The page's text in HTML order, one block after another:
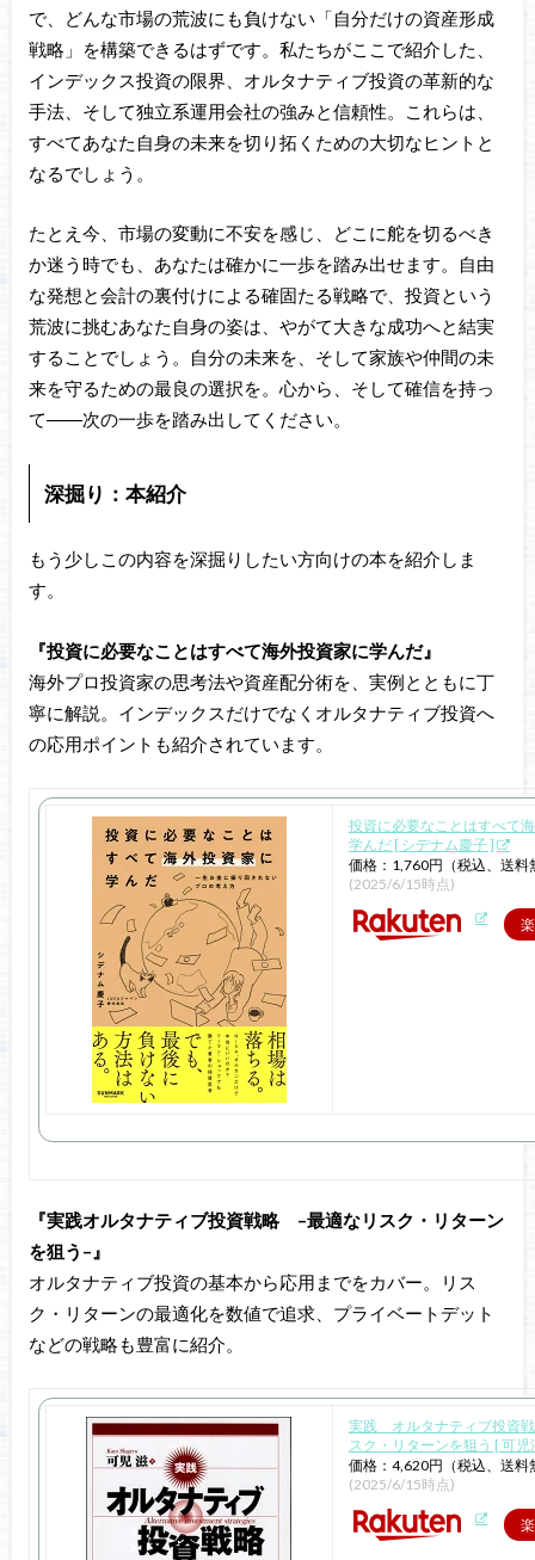
で、どんな市場の荒波にも負けない「自分だけの資産形成
戦略」を構築できるはずです。私たちがここで紹介した、
インデックス投資の限界、オルタナティブ投資の革新的な
手法、そして独立系運用会社の強みと信頼性。これらは、
すべてあなた自身の未来を切り拓くための大切なヒントと
なるでしょう。
たとえ今、市場の変動に不安を感じ、どこに舵を切るべき
か迷う時でも、あなたは確かに一歩を踏み出せます。自由
な発想と会計の裏付けによる確固たる戦略で、投資という
荒波に挑むあなた自身の姿は、やがて大きな成功へと結実
することでしょう。自分の未来を、そして家族や仲間の未
来を守るための最良の選択を。心から、そして確信を持っ
て――次の一歩を踏み出してください。
深掘り：本紹介
もう少しこの内容を深掘りしたい方向けの本を紹介しま
す。
『投資に必要なことはすべて海外投資家に学んだ』
海外プロ投資家の思考法や資産配分術を、実例とともに丁
寧に解説。インデックスだけでなくオルタナティブ投資へ
の応用ポイントも紹介されています。
投資に必要なことはすべて
学んだ [ シデナム慶子 ]
価格：1,760円（税込、送料
(2025/6/15時点)
『実践オルタナティブ投資戦略 –最適なリスク・リターン
を狙う–』
オルタナティブ投資の基本から応用までをカバー。リス
ク・リターンの最適化を数値で追求、プライベートデット
などの戦略も豊富に紹介。
実践 オルタナティブ投資戦
スク・リターンを狙う [ 可児
価格：4,620円（税込、送料
(2025/6/15時点)